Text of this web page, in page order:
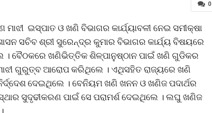
0
ଇସ୍ପାତ ଓ ଖଣି ବିଭାଗର କାର୍ଯ୍ୟାବଳୀ ନେଇ ସମୀକ୍ଷା
ସଚିବ ଶ୍ରୀ ସୁରେନ୍ଦ୍ର କୁମାର ବିଭାଗର କାର୍ଯ୍ୟ ବିଷୟରେ
। ବୈଠକରେ ଖଣିଭିତ୍ତିକ ଶିଳ୍ପାନୁଷ୍ଠାନ ପାଇଁ ଖଣି ଗୁଡିକର
ଗୁରୁତ୍ବ ଆରୋପ କରିଥିଲେ । ଏଥିସହିତ ରାଜ୍ୟରେ ଖଣି
ଦେଇଥିଲେ । ବେନିୟମ ଖଣି ଖନନ ଓ ଖଣିଜ ପଦାର୍ଥର
ସୁଦୃଢୀକରଣ ପାଇଁ ସେ ପରାମର୍ଶ ଦେଇଥିଲେ । ଲଘୁ ଖଣିଜ